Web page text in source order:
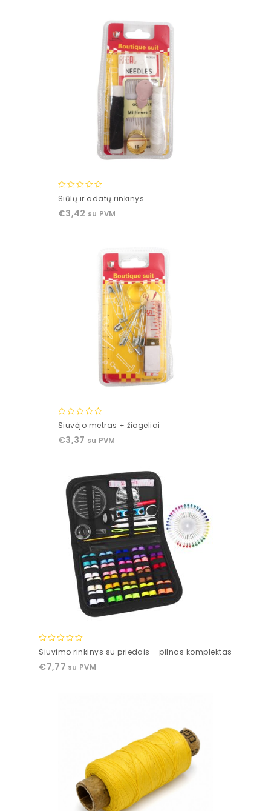
0
of
Siūlų ir adatų rinkinys
€3,42 su PVM
0
of
Siuvėjo metras + žiogeliai
€3,37 su PVM
0
of
Siuvimo rinkinys su priedais – pilnas komplektas
€7,77 su PVM